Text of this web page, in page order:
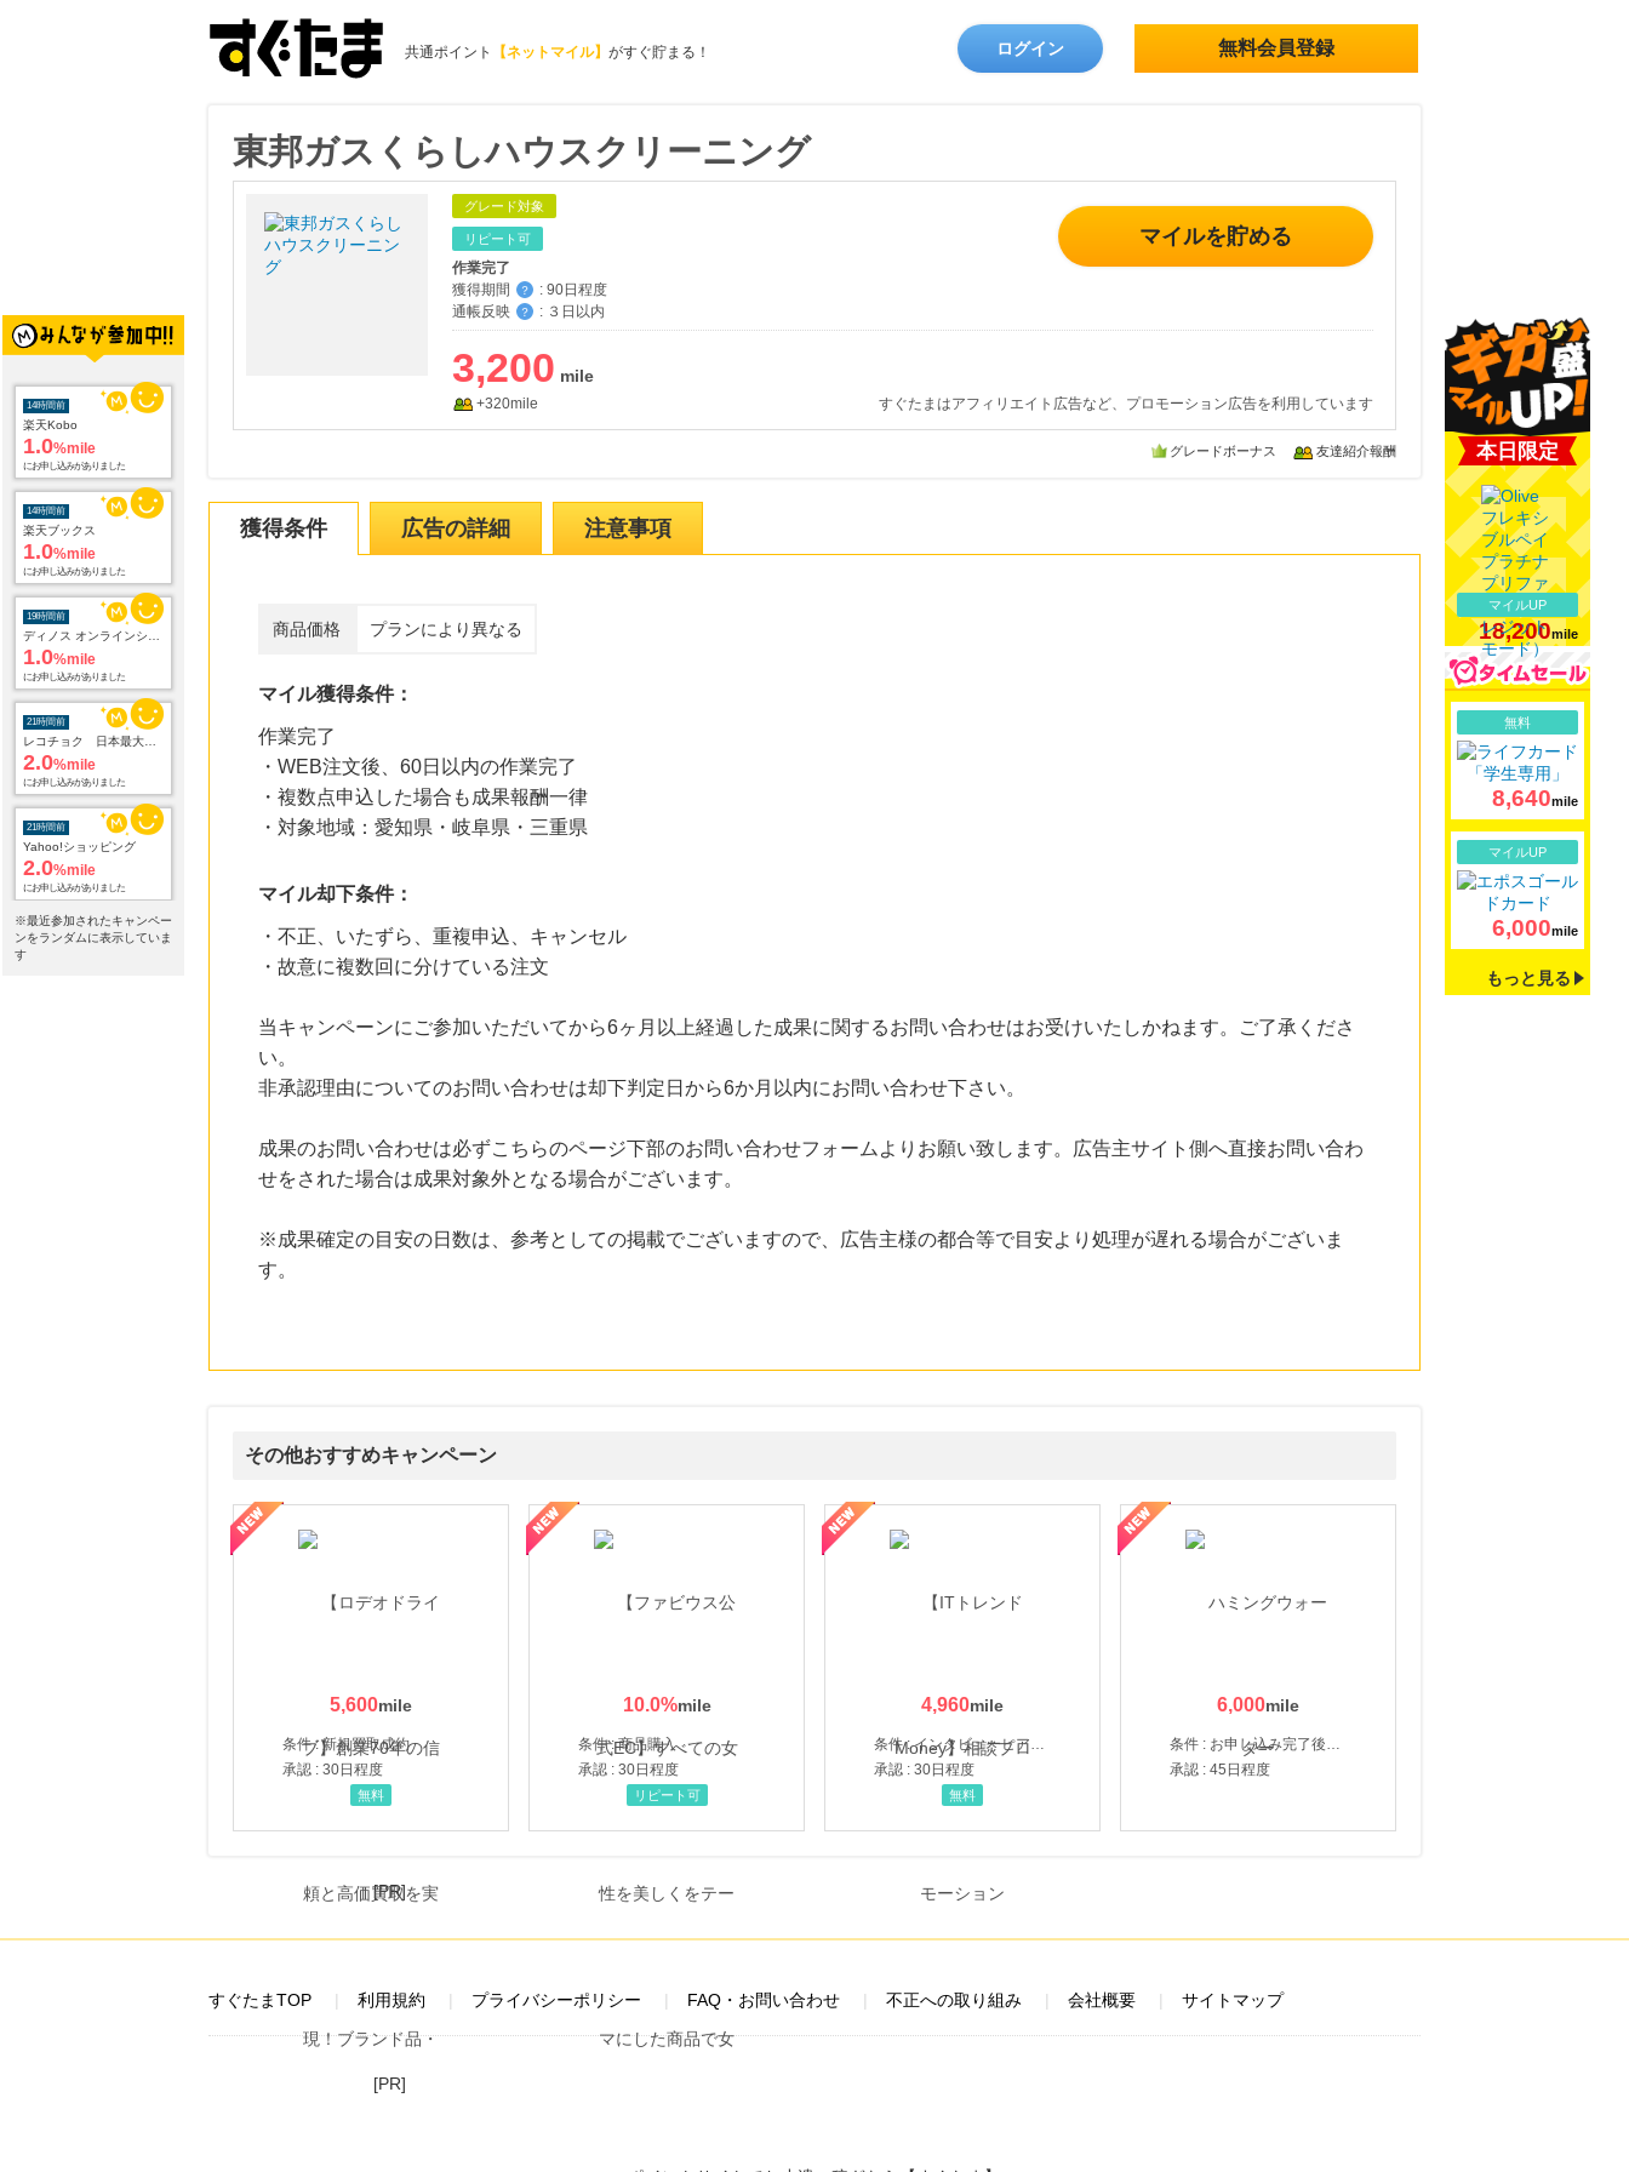
共通ポイント 【ネットマイル】 がすぐ貯まる！ ログイン 無料会員登録
14時間前
楽天Kobo
1.0%mile
にお申し込みがありました
14時間前
楽天ブックス
1.0%mile
にお申し込みがありました
19時間前
1.0%mile
にお申し込みがありました
21時間前
2.0%mile
にお申し込みがありました
21時間前
Yahoo!ショッピング
2.0%mile
にお申し込みがありました
21時間前
※最近参加されたキャンペー
ンをランダムに表示していま
す
東邦ガスくらしハウスクリーニング
グレード対象
リピート可
作業完了
獲得期間
？ : 90日程度
通帳反映
？ : ３日以内
マイルを貯める
3,200
+320mile すぐたまはアフィリエイト広告など、プロモーション広告を利用しています
グレードボーナス 友達紹介報酬
獲得条件 広告の詳細 注意事項
商品価格 プランにより異なる
マイル獲得条件：
作業完了
・WEB注文後、60日以内の作業完了
・複数点申込した場合も成果報酬一律
・対象地域：愛知県・岐阜県・三重県
マイル却下条件：
・不正、いたずら、重複申込、キャンセル
・故意に複数回に分けている注文
当キャンペーンにご参加いただいてから6ヶ月以上経過した成果に関するお問い合わせはお受けいたしかねます。ご了承くださ
い。
非承認理由についてのお問い合わせは却下判定日から6か月以内にお問い合わせ下さい。
成果のお問い合わせは必ずこちらのページ下部のお問い合わせフォームよりお願い致します。広告主サイト側へ直接お問い合わ
せをされた場合は成果対象外となる場合がございます。
※成果確定の目安の日数は、参考としての掲載でございますので、広告主様の都合等で目安より処理が遅れる場合がございま
す。
その他おすすめキャンペーン
5,600
条件 : 新規買取成約
承認 : 30日程度
無料
10.0%
条件 : 商品購入
承認 : 30日程度
くをテーマにした商品で女性の美を応援しています
リピート可
4,960
条件 : インタビューヒアリング完了
承認 : 30日程度
【ITトレンドMoney】相談プロモーション
無料
6,000
条件 : お申し込み完了後、決済登録完了と1ヶ月以内のサーバー初回設置。
承認 : 45日程度
ハミングウォーター【販売代理店】
本日限定
マイルUP
18,200mile
無料
8,640mile
マイルUP
6,000mile
もっと見る
[PR]
すぐたまTOP 利用規約 プライバシーポリシー FAQ・お問い合わせ 不正への取り組み 会社概要 サイトマップ
[PR]